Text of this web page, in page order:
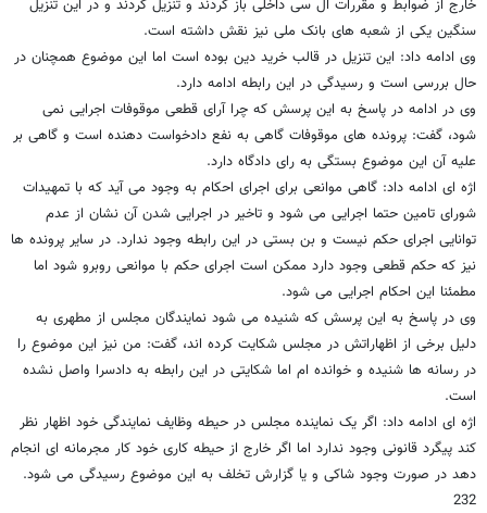
خارج از ضوابط و مقررات ال سی داخلی باز کردند و تنزیل کردند و در این تنزیل
سنگین یکی از شعبه های بانک ملی نیز نقش داشته است.
وی ادامه داد: این تنزیل در قالب خرید دین بوده است اما این موضوع همچنان در
حال بررسی است و رسیدگی در این رابطه ادامه دارد.
وی در ادامه در پاسخ به این پرسش که چرا آرای قطعی موقوفات اجرایی نمی
شود، گفت: پرونده های موقوفات گاهی به نفع دادخواست دهنده است و گاهی بر
علیه آن این موضوع بستگی به رای دادگاه دارد.
اژه ای ادامه داد: گاهی موانعی برای اجرای احکام به وجود می آید که با تمهیدات
شورای تامین حتما اجرایی می شود و تاخیر در اجرایی شدن آن نشان از عدم
توانایی اجرای حکم نیست و بن بستی در این رابطه وجود ندارد. در سایر پرونده ها
نیز که حکم قطعی وجود دارد ممکن است اجرای حکم با موانعی روبرو شود اما
مطمئنا این احکام اجرایی می شود.
وی در پاسخ به این پرسش که شنیده می شود نمایندگان مجلس از مطهری به
دلیل برخی از اظهاراتش در مجلس شکایت کرده اند، گفت: من نیز این موضوع را
در رسانه ها شنیده و خوانده ام اما شکایتی در این رابطه به دادسرا واصل نشده
است.
اژه ای ادامه داد: اگر یک نماینده مجلس در حیطه وظایف نمایندگی خود اظهار نظر
کند پیگرد قانونی وجود ندارد اما اگر خارج از حیطه کاری خود کار مجرمانه ای انجام
دهد در صورت وجود شاکی و یا گزارش تخلف به این موضوع رسیدگی می شود.
232